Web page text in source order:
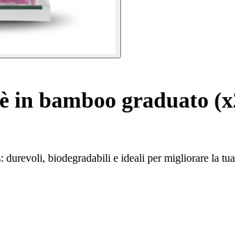
in bamboo graduato
durevoli, biodegradabili e ideali per migliorare la